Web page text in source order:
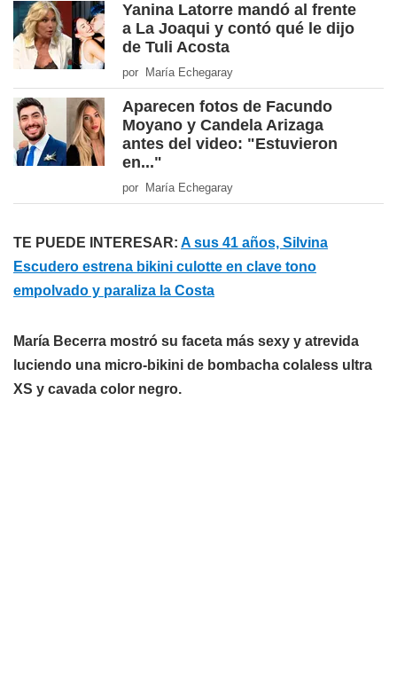
Yanina Latorre mandó al frente
a La Joaqui y contó qué le dijo
de Tuli Acosta
por María Echegaray
Aparecen fotos de Facundo
Moyano y Candela Arizaga
antes del video: "Estuvieron
en..."
por María Echegaray
TE PUEDE INTERESAR: A sus 41 años, Silvina
Escudero estrena bikini culotte en clave tono
empolvado y paraliza la Costa
María Becerra mostró su faceta más sexy y atrevida
luciendo una micro-bikini de bombacha colaless ultra
XS y cavada color negro.